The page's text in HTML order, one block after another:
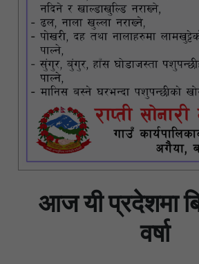
आज यी प्रदेशमा
वर्षा